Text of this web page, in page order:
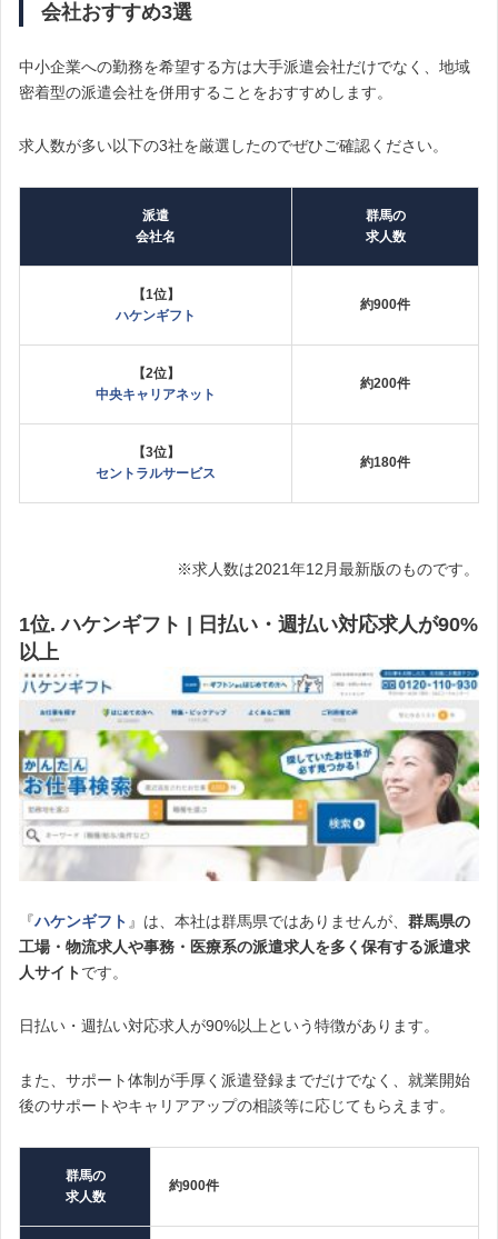
会社おすすめ3選
中小企業への勤務を希望する方は大手派遣会社だけでなく、地域
密着型の派遣会社を併用することをおすすめします。
求人数が多い以下の3社を厳選したのでぜひご確認ください。
派遣
会社名
群馬の
求人数
【1位】
ハケンギフト
約900件
【2位】
中央キャリアネット
約200件
【3位】
セントラルサービス
約180件
※求人数は2021年12月最新版のものです。
1位. ハケンギフト | 日払い・週払い対応求人が90%
以上
『ハケンギフト 』は、本社は群馬県ではありませんが、 群馬県の
工場・物流求人や事務・医療系の派遣求人を多く保有する派遣求
人サイトです。
日払い・週払い対応求人が90%以上という特徴があります。
また、サポート体制が手厚く派遣登録までだけでなく、就業開始
後のサポートやキャリアアップの相談等に応じてもらえます。
群馬の
求人数
約900件